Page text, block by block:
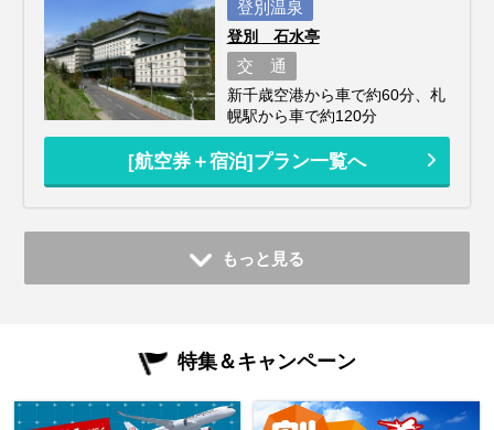
登別温泉
登別 石水亭
交 通
新千歳空港から車で約60分、札
幌駅から車で約120分
[航空券＋宿泊]プラン一覧へ
もっと見る
特集＆キャンペーン